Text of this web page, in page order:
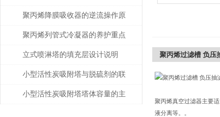
探讨
聚丙烯降膜吸收器的逆流操作原
理讲解
聚丙烯列管式冷凝器的养护重点
你关注了没？
立式喷淋塔的填充层设计说明
小型活性炭吸附塔与脱硫剂的联
合使用说明
小型活性炭吸附塔塔体容量的主
聚丙烯过滤槽 负压
聚丙烯真空过滤器主要
液分离等。。